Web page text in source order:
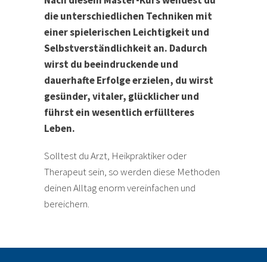
die unterschiedlichen Techniken mit
einer spielerischen Leichtigkeit und
Selbstverständlichkeit an. Dadurch
wirst du beeindruckende und
dauerhafte Erfolge erzielen, du wirst
gesünder, vitaler, glücklicher und
führst ein wesentlich erfüllteres
Leben.
Solltest du Arzt, Heikpraktiker oder
Therapeut sein, so werden diese Methoden
deinen Alltag enorm vereinfachen und
bereichern.